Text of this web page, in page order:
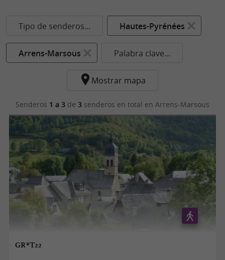
Tipo de senderos... Hautes-Pyrénées
Arrens-Marsous Palabra clave...
Mostrar mapa
Senderos 1 a 3 de 3 senderos en total en Arrens-Marsous
GR®T22